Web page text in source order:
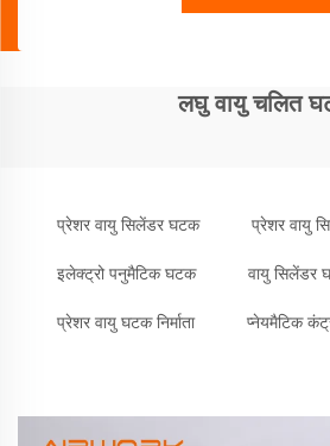
लघु वायु चलित
प्रेशर वायु सिलेंडर घटक प्रेशर वायु
इलेक्ट्रो पनुमैटिक घटक वायु सिलेंडर
प्रेशर वायु घटक निर्माता प्नेयमैटिक